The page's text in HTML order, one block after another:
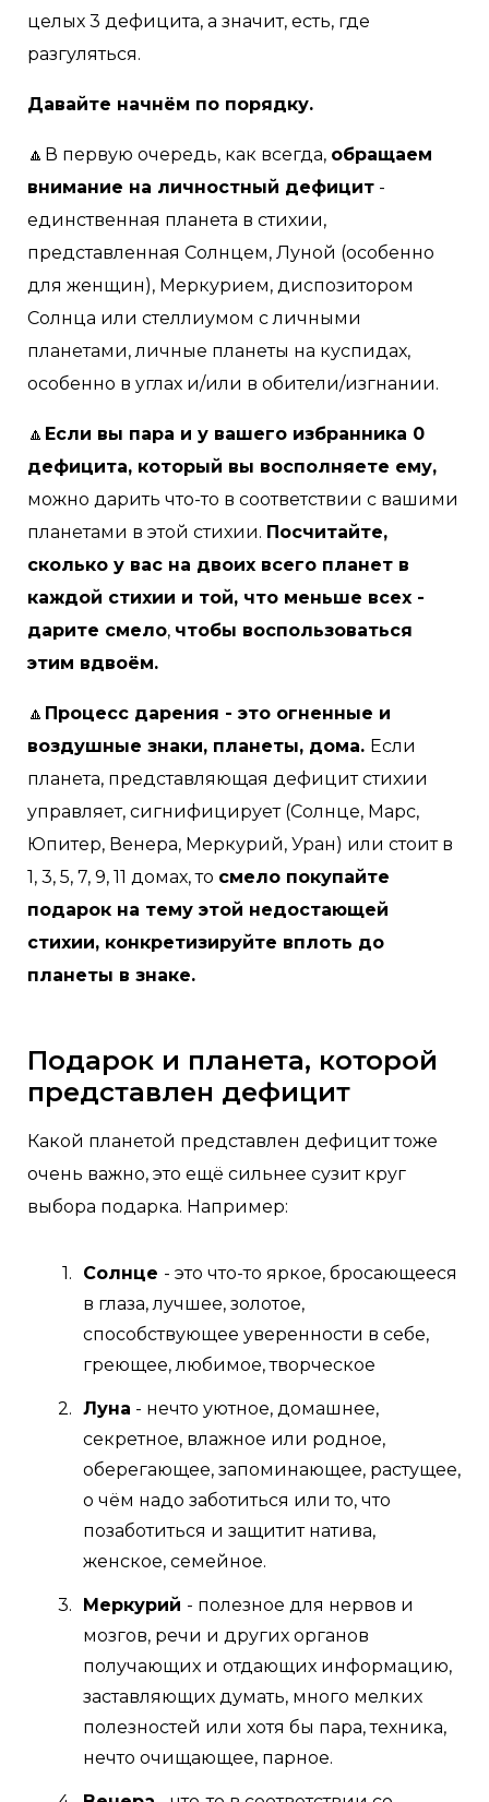
целых 3 дефицита, а значит, есть, где
разгуляться.
Давайте начнём по порядку.
🔼В первую очередь, как всегда, обращаем
внимание на личностный дефицит -
единственная планета в стихии,
представленная Солнцем, Луной (особенно
для женщин), Меркурием, диспозитором
Солнца или стеллиумом с личными
планетами, личные планеты на куспидах,
особенно в углах и/или в обители/изгнании.
🔼 Если вы пара и у вашего избранника 0
дефицита, который вы восполняете ему,
можно дарить что-то в соответствии с вашими
планетами в этой стихии. Посчитайте,
сколько у вас на двоих всего планет в
каждой стихии и той, что меньше всех -
дарите смело, чтобы воспользоваться
этим вдвоём.
🔼 Процесс дарения - это огненные и
воздушные знаки, планеты, дома. Если
планета, представляющая дефицит стихии
управляет, сигнифицирует (Солнце, Марс,
Юпитер, Венера, Меркурий, Уран) или стоит в
1, 3, 5, 7, 9, 11 домах, то смело покупайте
подарок на тему этой недостающей
стихии, конкретизируйте вплоть до
планеты в знаке.
Подарок и планета, которой
представлен дефицит
Какой планетой представлен дефицит тоже
очень важно, это ещё сильнее сузит круг
выбора подарка. Например:
Солнце - это что-то яркое, бросающееся
в глаза, лучшее, золотое,
способствующее уверенности в себе,
греющее, любимое, творческое
Луна - нечто уютное, домашнее,
секретное, влажное или родное,
оберегающее, запоминающее, растущее,
о чём надо заботиться или то, что
позаботиться и защитит натива,
женское, семейное.
Меркурий - полезное для нервов и
мозгов, речи и других органов
получающих и отдающих информацию,
заставляющих думать, много мелких
полезностей или хотя бы пара, техника,
нечто очищающее, парное.